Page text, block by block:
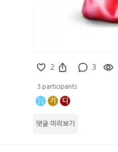
2 3
3 participants
기 디
댓글 미리보기